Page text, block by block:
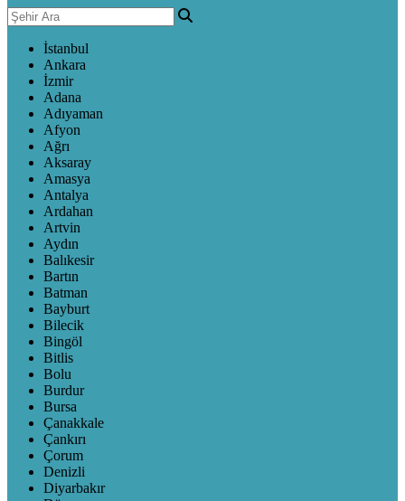
İstanbul
Ankara
İzmir
Adana
Adıyaman
Afyon
Ağrı
Aksaray
Amasya
Antalya
Ardahan
Artvin
Aydın
Balıkesir
Bartın
Batman
Bayburt
Bilecik
Bingöl
Bitlis
Bolu
Burdur
Bursa
Çanakkale
Çankırı
Çorum
Denizli
Diyarbakır